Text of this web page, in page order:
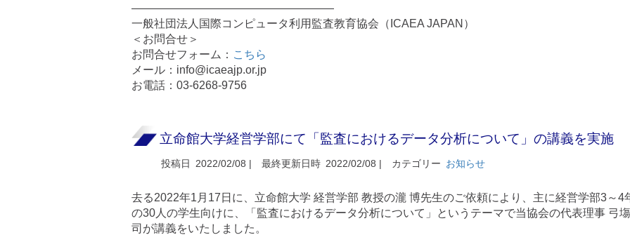
——————————————————
一般社団法人国際コンピュータ利用監査教育協会（ICAEA JAPAN）
＜お問合せ＞
お問合せフォーム： こちら
メール：info@icaeajp.or.jp
お電話：03-6268-9756
立命館大学経営学部にて「監査におけるデータ分析について」の講義を実施
投稿日 2022/02/08 | 最終更新日時 2022/02/08 | カテゴリー お知らせ
去る2022年1月17日に、立命館大学 経営学部 教授の瀧 博先生のご依頼により、主に経営学部3～4
の30人の学生向けに、「監査におけるデータ分析について」というテーマで当協会の代表理事 弓
司が講義をいたしました。